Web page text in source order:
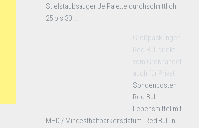
Stielstaubsauger Je Palette durchschnittlich
25 bis 30 ...
Großpackungen
Red Bull direkt
vom Großhandel
auch für Privat
Sondenposten
Red Bull
Lebensmittel mit
MHD / Mindesthaltbarkeitsdatum. Red Bull in